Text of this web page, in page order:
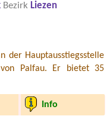
Bezirk Liezen
der Hauptausstiegsstelle
von Palfau. Er bietet 35
Info